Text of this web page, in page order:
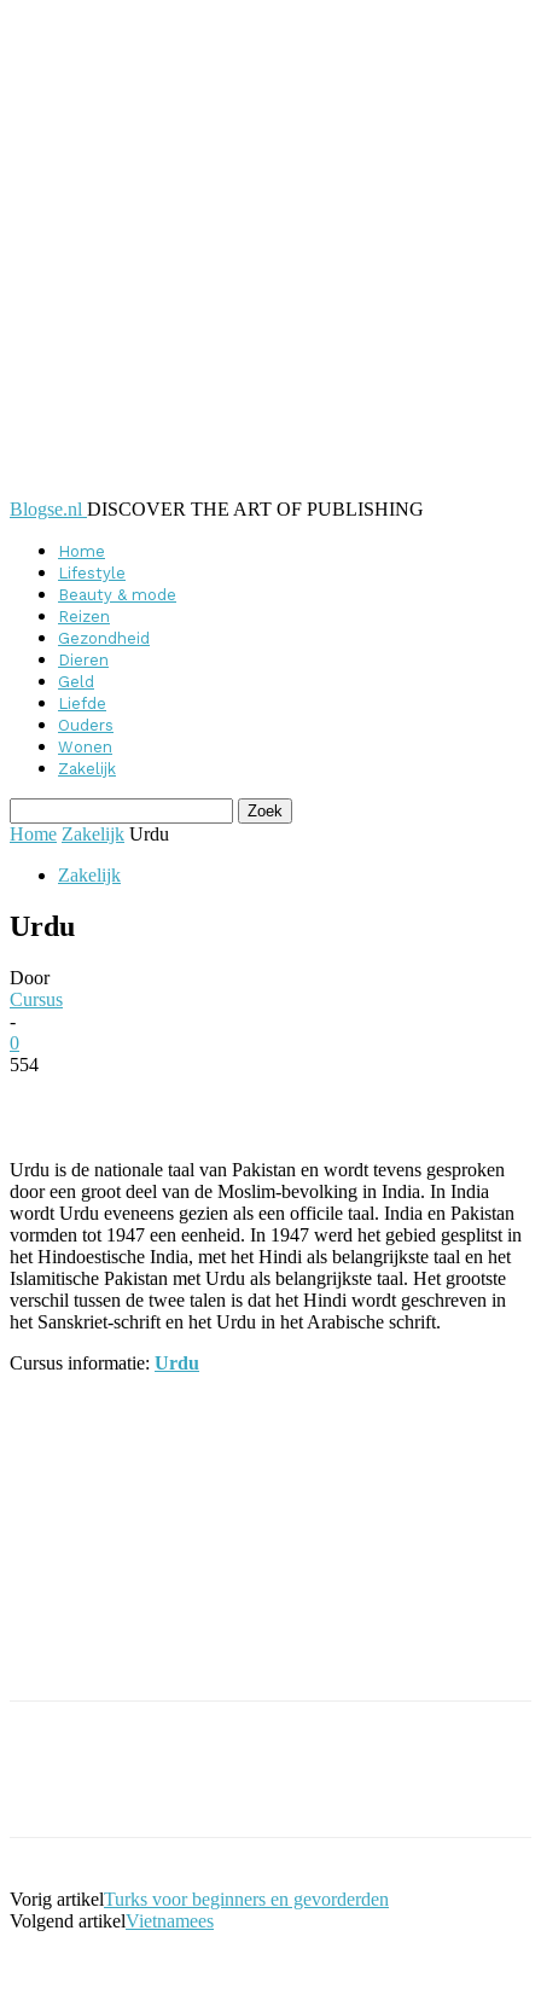
Blogse.nl DISCOVER THE ART OF PUBLISHING
Home
Lifestyle
Beauty & mode
Reizen
Gezondheid
Dieren
Geld
Liefde
Ouders
Wonen
Zakelijk
Home Zakelijk Urdu
Zakelijk
Urdu
Door
Cursus
-
0
554
Urdu is de nationale taal van Pakistan en wordt tevens gesproken
door een groot deel van de Moslim-bevolking in India. In India
wordt Urdu eveneens gezien als een officile taal. India en Pakistan
vormden tot 1947 een eenheid. In 1947 werd het gebied gesplitst in
het Hindoestische India, met het Hindi als belangrijkste taal en het
Islamitische Pakistan met Urdu als belangrijkste taal. Het grootste
verschil tussen de twee talen is dat het Hindi wordt geschreven in
het Sanskriet-schrift en het Urdu in het Arabische schrift.
Cursus informatie: Urdu
Vorig artikelTurks voor beginners en gevorderden
Volgend artikelVietnamees